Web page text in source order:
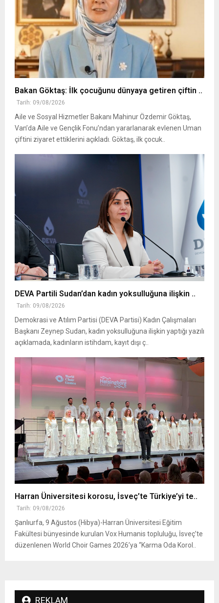
Bakan Göktaş: İlk çocuğunu dünyaya getiren çiftin ..
Tarih: 09/08/2026
Aile ve Sosyal Hizmetler Bakanı Mahinur Özdemir Göktaş,
Van’da Aile ve Gençlik Fonu’ndan yararlanarak evlenen Uman
çiftini ziyaret ettiklerini açıkladı. Göktaş, ilk çocuk..
DEVA Partili Sudan’dan kadın yoksulluğuna ilişkin ..
Tarih: 09/08/2026
Demokrasi ve Atılım Partisi (DEVA Partisi) Kadın Çalışmaları
Başkanı Zeynep Sudan, kadın yoksulluğuna ilişkin yaptığı yazılı
açıklamada, kadınların istihdam, kayıt dışı ç..
Harran Üniversitesi korosu, İsveç’te Türkiye’yi te..
Tarih: 09/08/2026
Şanlıurfa, 9 Ağustos (Hibya)-Harran Üniversitesi Eğitim
Fakültesi bünyesinde kurulan Vox Humanis topluluğu, İsveç’te
düzenlenen World Choir Games 2026’ya “Karma Oda Korol..
REKLAM